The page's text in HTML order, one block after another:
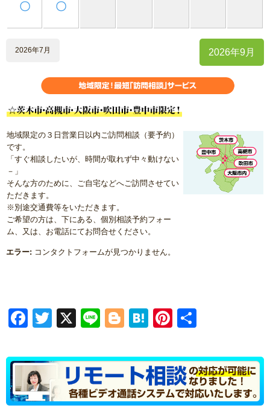
〇 〇
2026年7月 2026年9月
地域限定の３日営業日以内ご訪問相談（要予約）
です。
「すぐ相談したいが、時間が取れず中々動けない
－」
そんな方のために、ご自宅などへご訪問させてい
ただきます。
※別途交通費等をいただきます。
ご希望の方は、下にある、個別相談予約フォー
ム、又は、お電話にてお問合せください。
エラー: コンタクトフォームが見つかりません。
Facebook
Twitter
X LineBlogger
HatenaPinterest